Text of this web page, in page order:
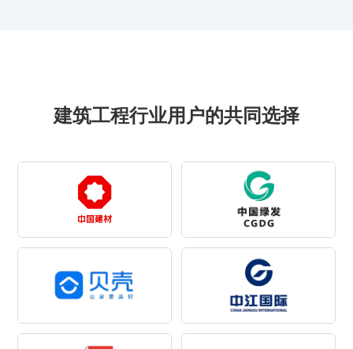
建筑工程行业用户的共同选择